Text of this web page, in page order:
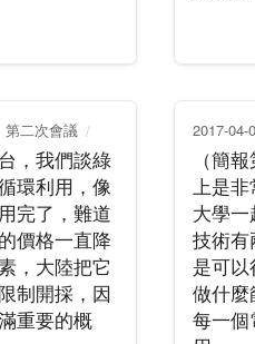
第二次會議
，我們談綠
環利用，像
完了，難道
價格一直降
，大陸把它
制開採，因
重要的概
2017-04-
（簡
上是
大學
技術有
是可
做什麼
每一個